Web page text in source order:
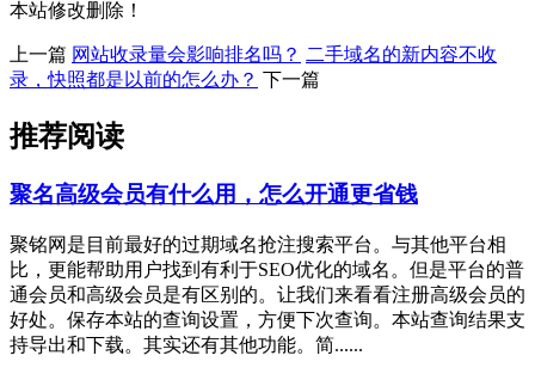
本站修改删除！
上一篇 网站收录量会影响排名吗？ 二手域名的新内容不收
录，快照都是以前的怎么办？ 下一篇
推荐阅读
聚名高级会员有什么用，怎么开通更省钱
聚铭网是目前最好的过期域名抢注搜索平台。与其他平台相
比，更能帮助用户找到有利于SEO优化的域名。但是平台的普
通会员和高级会员是有区别的。让我们来看看注册高级会员的
好处。保存本站的查询设置，方便下次查询。本站查询结果支
持导出和下载。其实还有其他功能。简......